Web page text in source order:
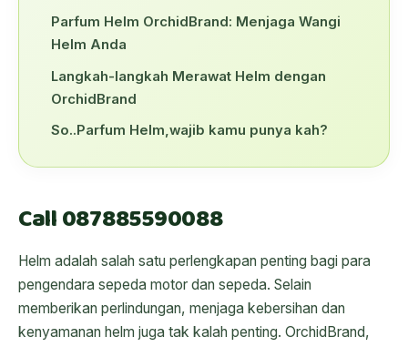
Parfum Helm OrchidBrand: Menjaga Wangi
Helm Anda
Langkah-langkah Merawat Helm dengan
OrchidBrand
So..Parfum Helm,wajib kamu punya kah?
Call 087885590088
Helm adalah salah satu perlengkapan penting bagi para
pengendara sepeda motor dan sepeda. Selain
memberikan perlindungan, menjaga kebersihan dan
kenyamanan helm juga tak kalah penting. OrchidBrand,